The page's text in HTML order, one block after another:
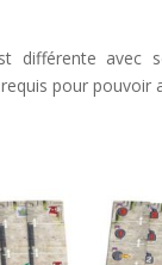
différente avec
pour pouvoir